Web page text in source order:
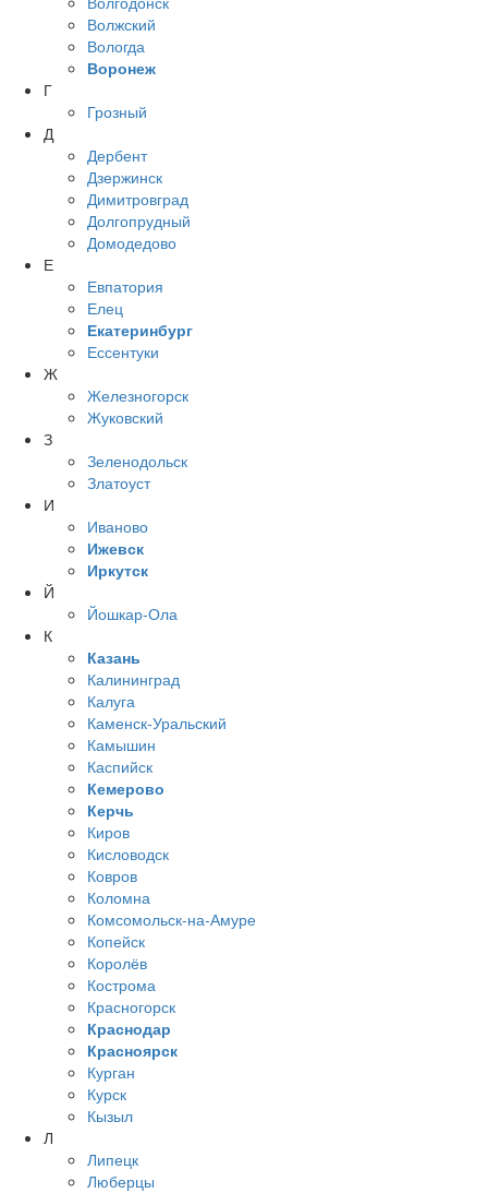
Волжский
Вологда
Воронеж
Г
Грозный
Д
Дербент
Дзержинск
Димитровград
Долгопрудный
Домодедово
Е
Евпатория
Елец
Екатеринбург
Ессентуки
Ж
Железногорск
Жуковский
З
Зеленодольск
Златоуст
И
Иваново
Ижевск
Иркутск
Й
Йошкар-Ола
К
Казань
Калининград
Калуга
Каменск-Уральский
Камышин
Каспийск
Кемерово
Керчь
Киров
Кисловодск
Ковров
Коломна
Комсомольск-на-Амуре
Копейск
Королёв
Кострома
Красногорск
Краснодар
Красноярск
Курган
Курск
Кызыл
Л
Липецк
Люберцы